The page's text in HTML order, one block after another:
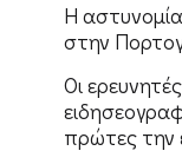
Η
στην
Οι
πρώτες την